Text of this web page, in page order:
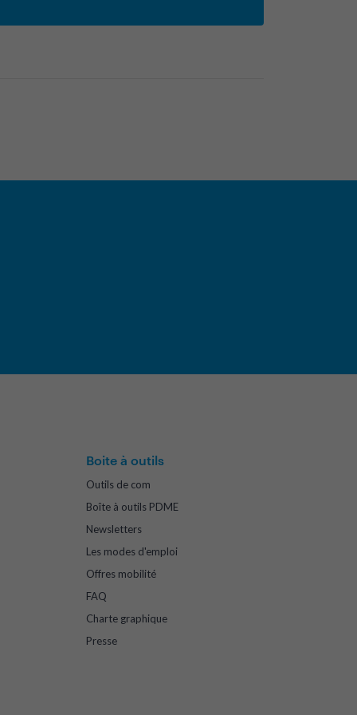
Boite à outils
Outils de com
Boîte à outils PDME
Newsletters
Les modes d'emploi
Offres mobilité
FAQ
Charte graphique
Presse